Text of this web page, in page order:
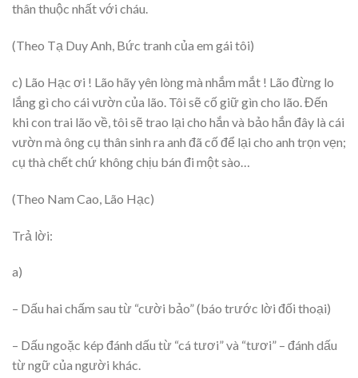
thân thuộc nhất với cháu.
(Theo Tạ Duy Anh, Bức tranh của em gái tôi)
c) Lão Hạc ơi ! Lão hãy yên lòng mà nhắm mắt ! Lão đừng lo
lắng gì cho cái vườn của lão. Tôi sẽ cố giữ gìn cho lão. Đến
khi con trai lão về, tôi sẽ trao lại cho hắn và bảo hắn đây là cái
vườn mà ông cụ thân sinh ra anh đã cố để lại cho anh trọn vẹn;
cụ thà chết chứ không chịu bán đi một sào…
(Theo Nam Cao, Lão Hạc)
Trả lời:
a)
– Dấu hai chấm sau từ “cười bảo” (báo trước lời đối thoại)
– Dấu ngoặc kép đánh dấu từ “cá tươi” và “tươi” – đánh dấu
từ ngữ của người khác.